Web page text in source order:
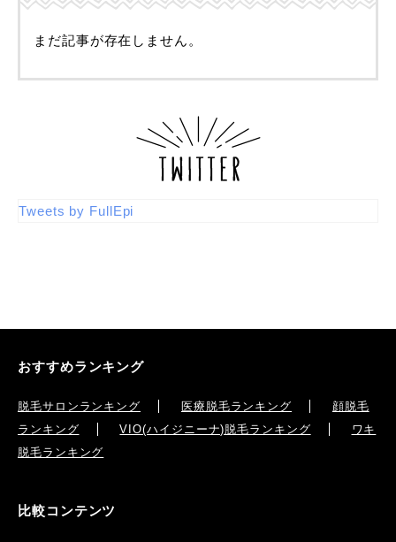
まだ記事が存在しません。
Tweets by FullEpi
おすすめランキング
脱毛サロンランキング 医療脱毛ランキング
顔脱毛
ランキング
VIO(ハイジニーナ)脱毛ランキング
ワキ
脱毛ランキング
比較コンテンツ